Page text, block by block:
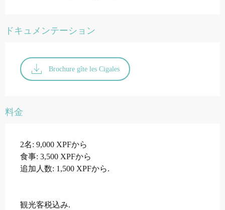
ドキュメンテーション
Brochure gîte les Cigales
料金
2名: 9,000 XPFから
食事: 3,500 XPFから
追加人数: 1,500 XPFから.
観光客税込み.